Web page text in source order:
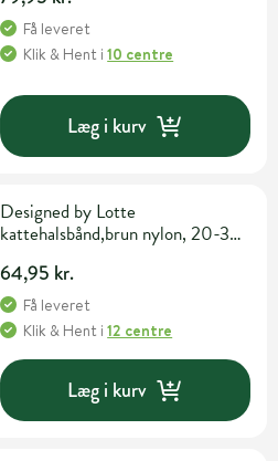
Få leveret
Klik & Hent i10 centre
Læg i kurv
Designed by Lotte
kattehalsbånd,brun nylon, 20-30
64,95 kr.
Få leveret
Klik & Hent i12 centre
Læg i kurv